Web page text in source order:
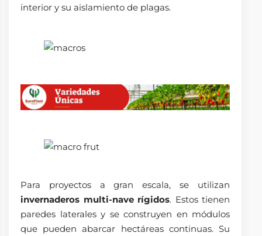
interior y su aislamiento de plagas.
Para proyectos a gran escala, se utilizan
invernaderos multi-nave rígidos. Estos tienen
paredes laterales y se construyen en módulos
que pueden abarcar hectáreas continuas. Su